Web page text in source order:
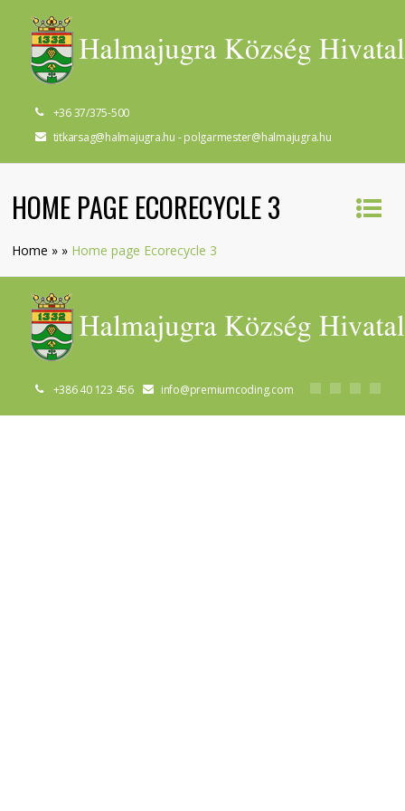
+36 37/375-500
titkarsag@halmajugra.hu - polgarmester@halmajugra.hu
HOME PAGE ECORECYCLE 3
Home » » Home page Ecorecycle 3
+386 40 123 456 info@premiumcoding.com